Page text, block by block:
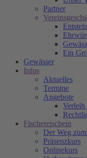
Partner
Ein
Gewässer
Infos
Aktuelles
Termine
Angebote
Verleih
Fischereischein
Der Weg
Präsenzkurs
Onlinekurs